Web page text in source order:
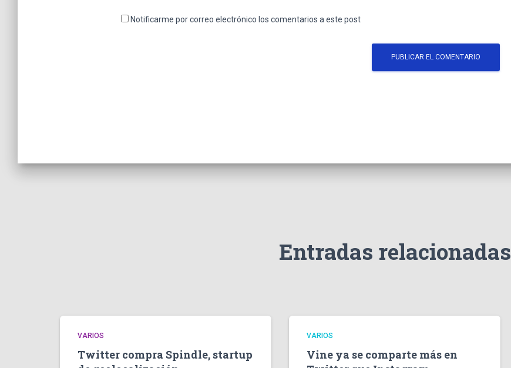
Notificarme por correo electrónico los comentarios a este post
Entradas relacionadas
VARIOS
Twitter compra Spindle, startup
VARIOS
Vine ya se comparte más en